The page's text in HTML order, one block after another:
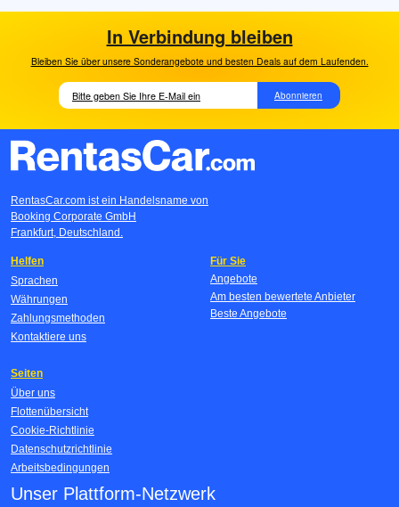
In Verbindung bleiben
Bleiben Sie über unsere Sonderangebote und besten Deals auf dem Laufenden.
Abonnieren
RentasCar.com ist ein Handelsname von
Booking Corporate GmbH
Frankfurt, Deutschland.
Helfen
Sprachen
Währungen
Zahlungsmethoden
Kontaktiere uns
Für Sie
Angebote
Am besten bewertete Anbieter
Beste Angebote
Seiten
Über uns
Flottenübersicht
Cookie-Richtlinie
Datenschutzrichtlinie
Arbeitsbedingungen
Unser Plattform-Netzwerk